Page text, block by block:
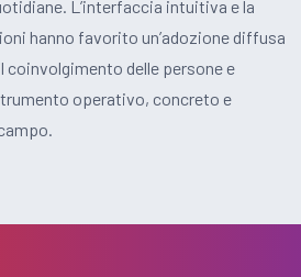
L’interfaccia intuitiva e la
hanno favorito un’adozione diffusa
delle persone e
operativo, concreto e